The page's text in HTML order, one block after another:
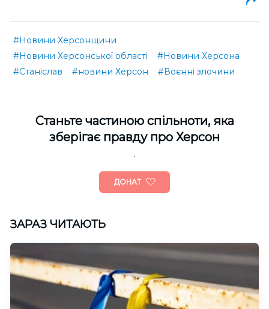
#Новини Херсонщини
#Новини Херсонської області
#Новини Херсона
#Станіслав
#новини Херсон #Воєнні злочини
Cтаньте частиною спільноти, яка
зберігає правду про Херсон
ДОНАТ
ЗАРАЗ ЧИТАЮТЬ